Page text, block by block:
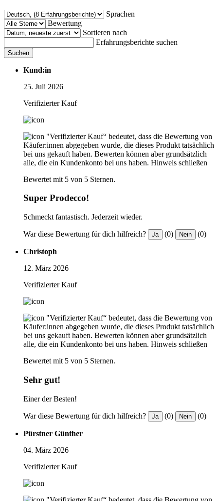
Sprachen
Bewertung
Sortieren nach
Erfahrungsberichte suchen
Suchen
Kund:in
25. Juli 2026
Verifizierter Kauf
"Verifizierter Kauf“ bedeutet, dass die Bewertung von
Käufer:innen abgegeben wurde, die dieses Produkt tatsächlich
bei uns gekauft haben. Bewerten können aber grundsätzlich
alle, die ein Kundenkonto bei uns haben. Hinweis schließen
Bewertet mit 5 von 5 Sternen.
Super Prodecco!
Schmeckt fantastisch. Jederzeit wieder.
War diese Bewertung für dich hilfreich? Ja (0) Nein (0)
Christoph
12. März 2026
Verifizierter Kauf
"Verifizierter Kauf“ bedeutet, dass die Bewertung von
Käufer:innen abgegeben wurde, die dieses Produkt tatsächlich
bei uns gekauft haben. Bewerten können aber grundsätzlich
alle, die ein Kundenkonto bei uns haben. Hinweis schließen
Bewertet mit 5 von 5 Sternen.
Sehr gut!
Einer der Besten!
War diese Bewertung für dich hilfreich? Ja (0) Nein (0)
Pürstner Günther
04. März 2026
Verifizierter Kauf